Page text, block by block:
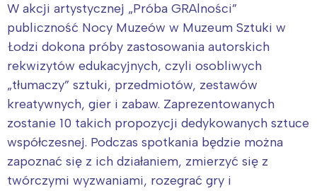
W akcji artystycznej „Próba GRAlności”
publiczność Nocy Muzeów w Muzeum Sztuki w
Łodzi dokona próby zastosowania autorskich
rekwizytów edukacyjnych, czyli osobliwych
„tłumaczy” sztuki, przedmiotów, zestawów
kreatywnych, gier i zabaw. Zaprezentowanych
zostanie 10 takich propozycji dedykowanych sztuce
współczesnej. Podczas spotkania będzie można
zapoznać się z ich działaniem, zmierzyć się z
twórczymi wyzwaniami, rozegrać gry i